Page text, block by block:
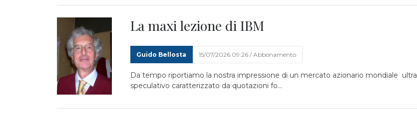
La maxi lezione di IBM
Guido Bellosta 15/07/2026 09:26 / Abbonamento
Da tempo riportiamo la nostra impressione di un mercato azionario mondiale ultra
speculativo caratterizzato da quotazioni fo...